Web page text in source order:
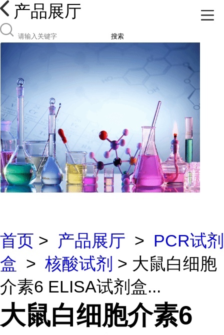
产品展厅
搜索
首页 > 产品展厅 > PCR试剂
盒 > 核酸试剂 > 大鼠白细胞
介素6 ELISA试剂盒...
大鼠白细胞介素6